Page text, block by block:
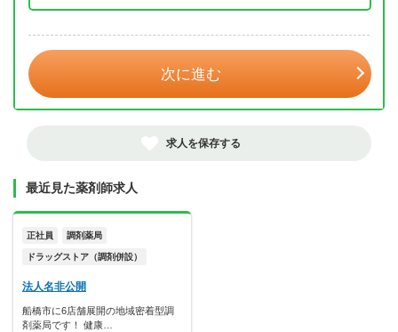
次に進む
求人を保存する
最近見た薬剤師求人
正社員 調剤薬局
ドラッグストア（調剤併設）
法人名非公開
船橋市に6店舗展開の地域密着型調
剤薬局です！ 健康…